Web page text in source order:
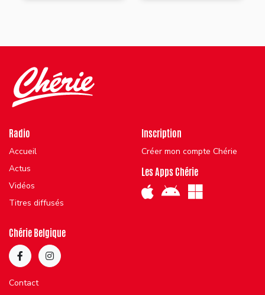
Radio
Accueil
Actus
Vidéos
Titres diffusés
Inscription
Créer mon compte Chérie
Les Apps Chérie
Chérie Belgique
Contact